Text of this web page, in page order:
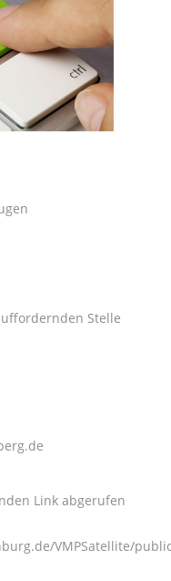
Stelle
Link abgerufen
VMPSatellite/